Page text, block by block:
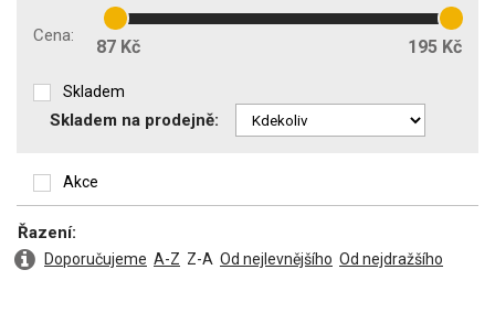
Zakázkové šití
Cena:
87 Kč 195 Kč
Skladem
Skladem na prodejně:
Řazení:
Doporučujeme A-Z Z-A Od nejlevnějšího Od nejdražšího
Akce